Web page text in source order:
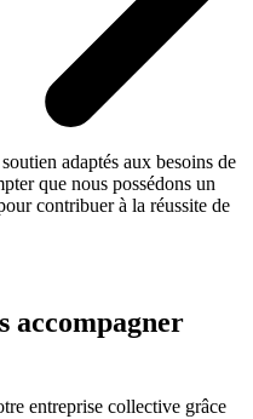
adaptés aux besoins de
que nous possédons un
contribuer à la réussite de
accompagner
entreprise collective grâce